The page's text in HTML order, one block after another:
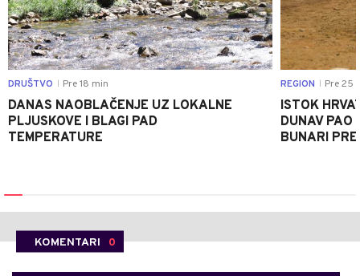
DRUŠTVO Pre 18 min
DANAS NAOBLAČENJE UZ LOKALNE
PLJUSKOVE I BLAGI PAD
TEMPERATURE
REGION Pre 25
ISTOK
DUNAV PAO
BUNARI
KOMENTARI 0